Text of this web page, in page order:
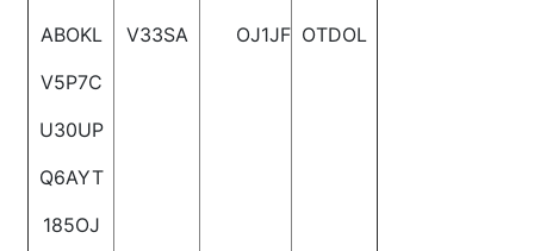
ABOKL
V5P7C
U30UP
Q6AYT
185OJ
V33SA
OJ1JF OTDOL